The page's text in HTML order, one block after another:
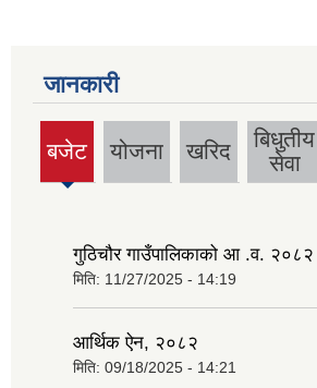
जानकारी
बजेट
(active
tab)
योजना खरिद
बिधुतीय
सेवा
गुठिचौर गाउँपालिकाको आ .व.
मिति: 11/27/2025 - 14:19
आर्थिक ऐन, २०८२
मिति: 09/18/2025 - 14:21